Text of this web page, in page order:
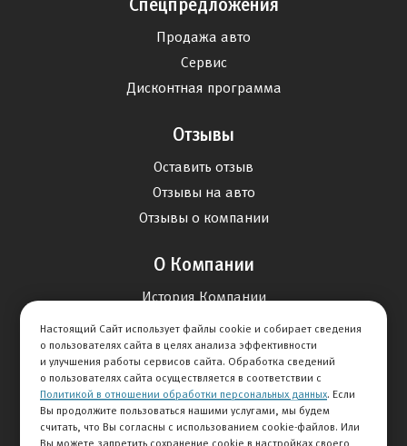
Спецпредложения
Продажа авто
Сервис
Дисконтная программа
Отзывы
Оставить отзыв
Отзывы на авто
Отзывы о компании
О Компании
История Компании
Вакансии
Новости
Карта сайта
Настоящий Сайт использует файлы cookie и собирает сведения
о пользователях сайта в целях анализа эффективности
и улучшения работы сервисов сайта. Обработка сведений
о пользователях сайта осуществляется в соответствии с
Политикой в отношении обработки персональных данных. Если
Вы продолжите пользоваться нашими услугами, мы будем
считать, что Вы согласны с использованием cookie-файлов. Или
Вы можете запретить сохранение cookie в настройках своего